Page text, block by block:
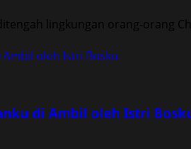
lingkungan orang-orang
oleh Istri Bosku
di Ambil oleh Istri